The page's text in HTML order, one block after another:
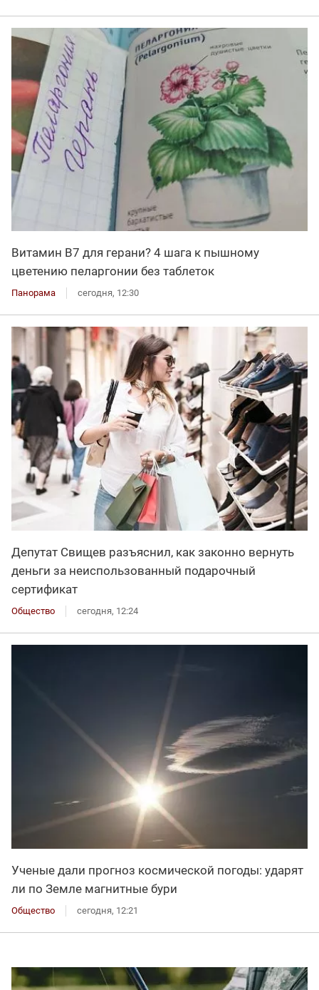
Витамин В7 для герани? 4 шага к пышному
цветению пеларгонии без таблеток
Панорама сегодня, 12:30
Депутат Свищев разъяснил, как законно вернуть
деньги за неиспользованный подарочный
сертификат
Общество сегодня, 12:24
Ученые дали прогноз космической погоды: ударят
ли по Земле магнитные бури
Общество сегодня, 12:21